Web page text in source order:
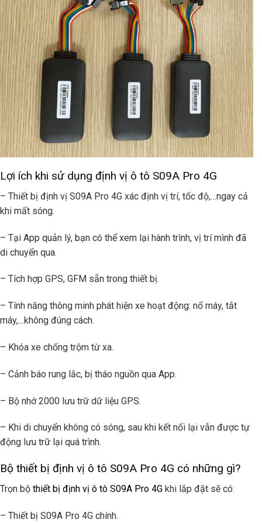
Lợi ích khi sử dụng định vị ô tô S09A Pro 4G
– Thiết bị định vị S09A Pro 4G xác định vị trí, tốc độ,…ngay cả
khi mất sóng.
– Tại App quản lý, bạn có thể xem lại hành trình, vị trí mình đã
di chuyển qua.
– Tích hợp GPS, GFM sẵn trong thiết bị.
– Tính năng thông minh phát hiện xe hoạt động: nổ máy, tắt
máy,…không đúng cách.
– Khóa xe chống trộm từ xa.
– Cảnh báo rung lắc, bị tháo nguồn qua App.
– Bộ nhớ 2000 lưu trữ dữ liệu GPS.
– Khi di chuyển không có sóng, sau khi kết nối lại vẫn được tự
động lưu trữ lại quá trình.
Bộ thiết bị định vị ô tô S09A Pro 4G có những gì?
Trọn bộ thiết bị định vị ô tô S09A Pro 4G khi lắp đặt sẽ có:
– Thiết bị S09A Pro 4G chính.